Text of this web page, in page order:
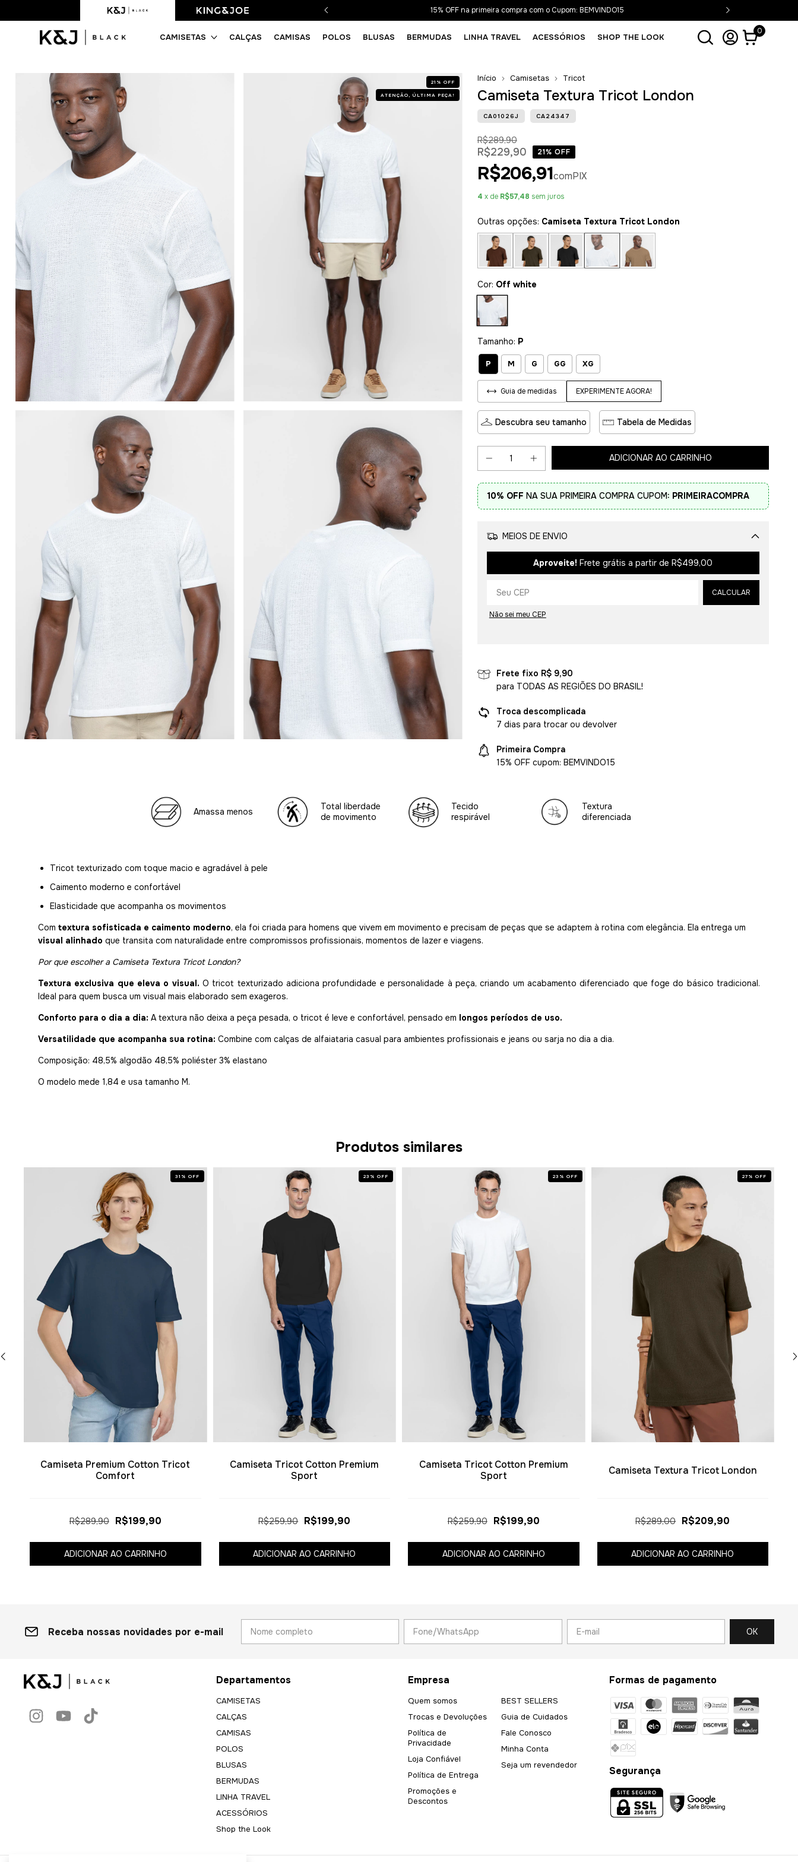
Frete Grátis acima de R$499,90 15% OFF na primeira compra com o Cupom: BEMVINDO15
CAMISETAS CALÇAS CAMISAS POLOS BLUSAS BERMUDAS LINHA TRAVEL ACESSÓRIOS SHOP THE LOOK
0
21 % OFF
ATENÇÃO, ÚLTIMA PEÇA!
Início Camisetas Tricot
Camiseta Textura Tricot London
CA01026J CA24347
R$289,90
R$229,90 21% OFF
R$206,91comPIX
4 x de R$57,48 sem juros
Outras opções: Camiseta Textura Tricot London
Cor: Off white
Tamanho: P
P M G GG XG
Guia de medidas EXPERIMENTE AGORA!
Descubra seu tamanho Tabela de Medidas
10% OFF NA SUA PRIMEIRA COMPRA CUPOM: PRIMEIRACOMPRA
MEIOS DE ENVIO
Aproveite! Frete grátis a partir deR$499,00
CALCULAR
Não sei meu CEP
Frete fixo R$ 9,90
para TODAS AS REGIÕES DO BRASIL!
Troca descomplicada
7 dias para trocar ou devolver
Primeira Compra
15% OFF cupom: BEMVINDO15
Amassa menos
Total liberdade
de movimento
Tecido
respirável
Textura
diferenciada
Tricot texturizado com toque macio e agradável à pele
Caimento moderno e confortável
Elasticidade que acompanha os movimentos
Com textura sofisticada e caimento moderno, ela foi criada para homens que vivem em movimento e precisam de peças que se adaptem à rotina com elegância. Ela entrega um
visual alinhado que transita com naturalidade entre compromissos profissionais, momentos de lazer e viagens.
Por que escolher a Camiseta Textura Tricot London?
Textura exclusiva que eleva o visual. O tricot texturizado adiciona profundidade e personalidade à peça, criando um acabamento diferenciado que foge do básico tradicional.
Ideal para quem busca um visual mais elaborado sem exageros.
Conforto para o dia a dia: A textura não deixa a peça pesada, o tricot é leve e confortável, pensado em longos períodos de uso.
Versatilidade que acompanha sua rotina: Combine com calças de alfaiataria casual para ambientes profissionais e jeans ou sarja no dia a dia.
Composição: 48,5% algodão 48,5% poliéster 3% elastano
O modelo mede 1,84 e usa tamanho M.
Produtos similares
31 % OFF
Camiseta Premium Cotton Tricot
Comfort
R$289,90 R$199,90
ADICIONAR AO CARRINHO
23 % OFF
Camiseta Tricot Cotton Premium
Sport
R$259,90 R$199,90
ADICIONAR AO CARRINHO
23 % OFF
Camiseta Tricot Cotton Premium
Sport
R$259,90 R$199,90
ADICIONAR AO CARRINHO
27 % OFF
Camiseta Textura Tricot London
R$289,00 R$209,90
ADICIONAR AO CARRINHO
Receba nossas novidades por e-mail
Departamentos
CAMISETAS
CALÇAS
CAMISAS
POLOS
BLUSAS
BERMUDAS
LINHA TRAVEL
ACESSÓRIOS
Shop the Look
Empresa
Quem somos
Trocas e Devoluções
Política de
Privacidade
Loja Confiável
Política de Entrega
Promoções e
Descontos
BEST SELLERS
Guia de Cuidados
Fale Conosco
Minha Conta
Seja um revendedor
Formas de pagamento
Segurança